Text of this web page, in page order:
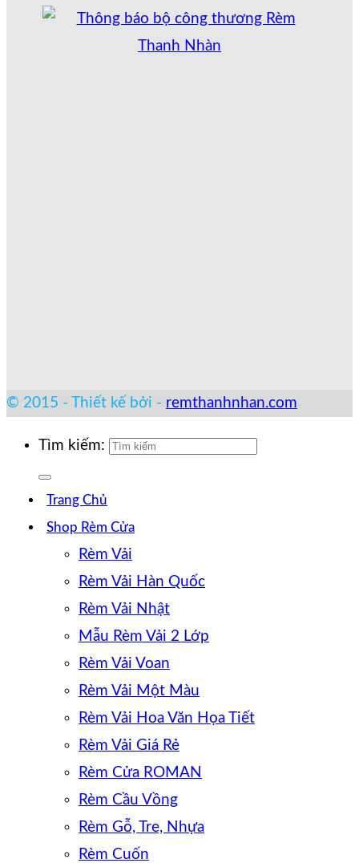
© 2015 - Thiết kế bởi - remthanhnhan.com
Tìm kiếm:
Trang Chủ
Shop Rèm Cửa
Rèm Vải
Rèm Vải Hàn Quốc
Rèm Vải Nhật
Mẫu Rèm Vải 2 Lớp
Rèm Vải Voan
Rèm Vải Một Màu
Rèm Vải Hoa Văn Họa Tiết
Rèm Vải Giá Rẻ
Rèm Cửa ROMAN
Rèm Cầu Vồng
Rèm Gỗ, Tre, Nhựa
Rèm Cuốn